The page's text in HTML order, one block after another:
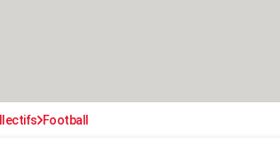
Football